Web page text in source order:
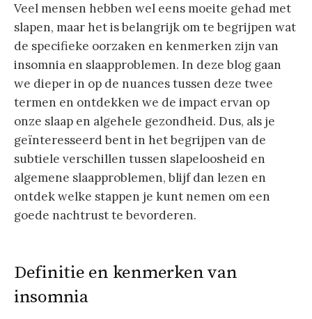
Veel mensen hebben wel eens moeite gehad met
slapen, maar het is belangrijk om te begrijpen wat
de specifieke oorzaken en kenmerken zijn van
insomnia en slaapproblemen. In deze blog gaan
we dieper in op de nuances tussen deze twee
termen en ontdekken we de impact ervan op
onze slaap en algehele gezondheid. Dus, als je
geïnteresseerd bent in het begrijpen van de
subtiele verschillen tussen slapeloosheid en
algemene slaapproblemen, blijf dan lezen en
ontdek welke stappen je kunt nemen om een
goede nachtrust te bevorderen.
Definitie en kenmerken van
insomnia